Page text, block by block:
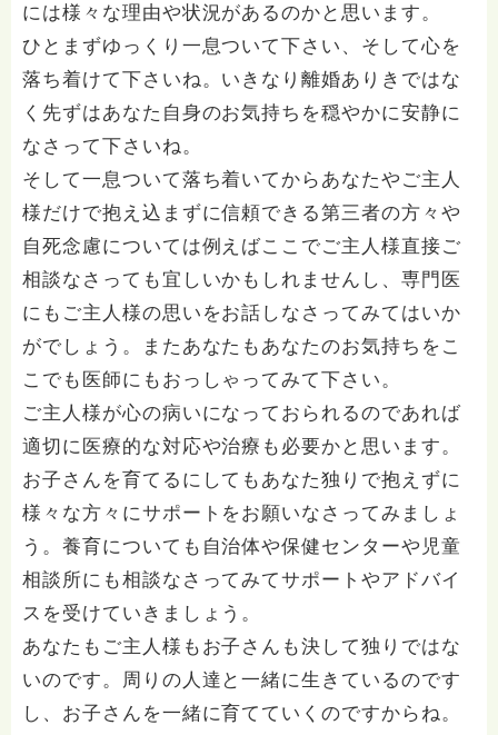
には様々な理由や状況があるのかと思います。
ひとまずゆっくり一息ついて下さい、そして心を
落ち着けて下さいね。いきなり離婚ありきではな
く先ずはあなた自身のお気持ちを穏やかに安静に
なさって下さいね。
そして一息ついて落ち着いてからあなたやご主人
様だけで抱え込まずに信頼できる第三者の方々や
自死念慮については例えばここでご主人様直接ご
相談なさっても宜しいかもしれませんし、専門医
にもご主人様の思いをお話しなさってみてはいか
がでしょう。またあなたもあなたのお気持ちをこ
こでも医師にもおっしゃってみて下さい。
ご主人様が心の病いになっておられるのであれば
適切に医療的な対応や治療も必要かと思います。
お子さんを育てるにしてもあなた独りで抱えずに
様々な方々にサポートをお願いなさってみましょ
う。養育についても自治体や保健センターや児童
相談所にも相談なさってみてサポートやアドバイ
スを受けていきましょう。
あなたもご主人様もお子さんも決して独りではな
いのです。周りの人達と一緒に生きているのです
し、お子さんを一緒に育てていくのですからね。